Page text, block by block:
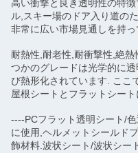
高い衝撃と良き透明性の特
ル,スキー場のドア入り道の
非常に広い市場見通しを持っ
耐熱性,耐老性,耐衝撃性,絶熱
つかのグレードは光学的に
び熱形化されています. ここ
屋根シートとフラットシー
----PCフラット透明シート/
に使用,ヘルメットシールド
飾材料.波状シート/波状シー